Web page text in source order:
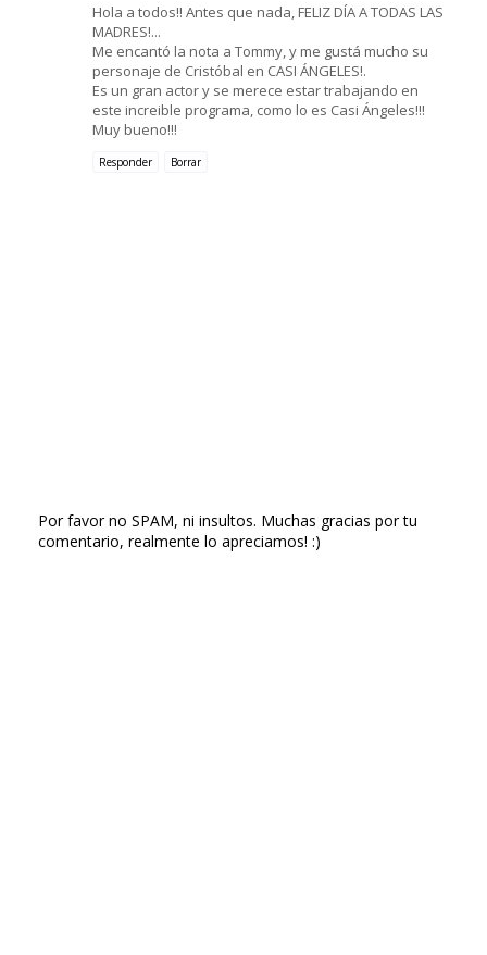
Hola a todos!! Antes que nada, FELIZ DÍA A TODAS LAS
MADRES!...
Me encantó la nota a Tommy, y me gustá mucho su
personaje de Cristóbal en CASI ÁNGELES!.
Es un gran actor y se merece estar trabajando en
este increible programa, como lo es Casi Ángeles!!!
Muy bueno!!!
Responder Borrar
Por favor no SPAM, ni insultos. Muchas gracias por tu
comentario, realmente lo apreciamos! :)